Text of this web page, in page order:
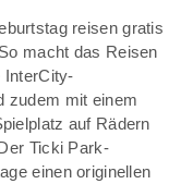
reisen gratis
macht das Reisen
InterCity-
zudem mit einem
auf Rädern
Ticki Park-
einen originellen